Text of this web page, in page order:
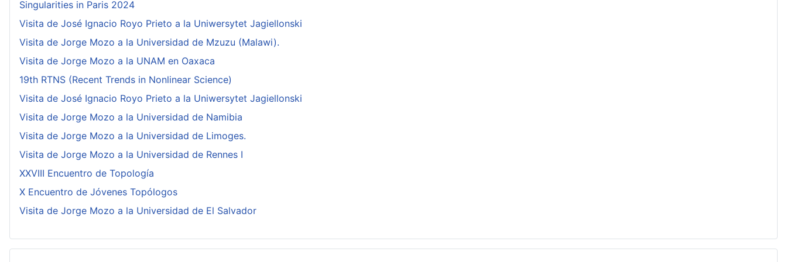
Singularities in Paris 2024
Visita de José Ignacio Royo Prieto a la Uniwersytet Jagiellonski
Visita de Jorge Mozo a la Universidad de Mzuzu (Malawi).
Visita de Jorge Mozo a la UNAM en Oaxaca
19th RTNS (Recent Trends in Nonlinear Science)
Visita de José Ignacio Royo Prieto a la Uniwersytet Jagiellonski
Visita de Jorge Mozo a la Universidad de Namibia
Visita de Jorge Mozo a la Universidad de Limoges.
Visita de Jorge Mozo a la Universidad de Rennes I
XXVIII Encuentro de Topología
X Encuentro de Jóvenes Topólogos
Visita de Jorge Mozo a la Universidad de El Salvador